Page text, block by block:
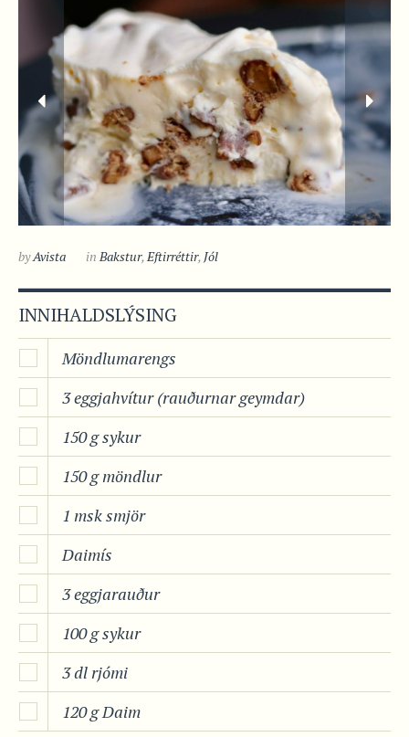
byAvista in Bakstur,Eftirréttir, Jól
INNIHALDSLÝSING
Möndlumarengs
3 eggjahvítur (rauðurnar geymdar)
150 g sykur
150 g möndlur
1 msk smjör
Daimís
3 eggjarauður
100 g sykur
3 dl rjómi
120 g Daim